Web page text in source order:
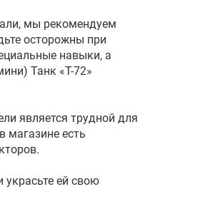
мы рекомендуем
осторожны при
навыки, а
Танк «Т-72»
является трудной для
магазине есть
ей свою